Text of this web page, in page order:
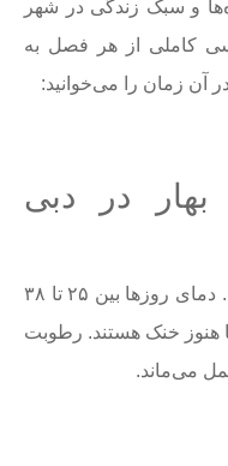
و سبک زندگی در شهر
کاملی از هر فصل به
آن زمان را می‌خوانید:
بهار در دبی
بهار در دبی شروع گرم شدن هواست. دمای روزها بین ۲۵ تا ۳۸
هنوز خنک هستند. رطوبت
می‌ماند.